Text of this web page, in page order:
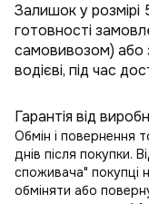
Залишок у
готовності
самовивозом) або
водієві, під час
Гарантія від
Обмін і повернення
днів після покупки.
споживача" покупці
обміняти або